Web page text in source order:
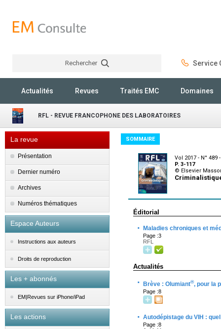
Rechercher Service
Actualités Revues Traités EMC Domaines
RFL - REVUE FRANCOPHONE DES LABORATOIRES
La revue
Présentation
Dernier numéro
Archives
Numéros thématiques
Espace Auteurs
Instructions aux auteurs
Droits de reproduction
Les + abonnés
EM|Revues sur iPhone/iPad
Les actions
SOMMAIRE
Vol 2017 - N° 489
P. 3-117
© Elsevier
Éditorial
· Maladies chroniques et
Page :3
RFL
Actualités
· Brève : Olumiant®, pour la
Page :8
· Autodépistage du VIH :
Page :8